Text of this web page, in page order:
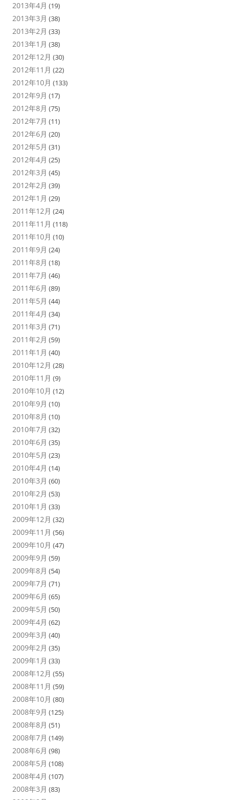
2013年4月 (19)
2013年3月 (38)
2013年2月 (33)
2013年1月 (38)
2012年12月 (30)
2012年11月 (22)
2012年10月 (133)
2012年9月 (17)
2012年8月 (75)
2012年7月 (11)
2012年6月 (20)
2012年5月 (31)
2012年4月 (25)
2012年3月 (45)
2012年2月 (39)
2012年1月 (29)
2011年12月 (24)
2011年11月 (118)
2011年10月 (10)
2011年9月 (24)
2011年8月 (18)
2011年7月 (46)
2011年6月 (89)
2011年5月 (44)
2011年4月 (34)
2011年3月 (71)
2011年2月 (59)
2011年1月 (40)
2010年12月 (28)
2010年11月 (9)
2010年10月 (12)
2010年9月 (10)
2010年8月 (10)
2010年7月 (32)
2010年6月 (35)
2010年5月 (23)
2010年4月 (14)
2010年3月 (60)
2010年2月 (53)
2010年1月 (33)
2009年12月 (32)
2009年11月 (56)
2009年10月 (47)
2009年9月 (59)
2009年8月 (54)
2009年7月 (71)
2009年6月 (65)
2009年5月 (50)
2009年4月 (62)
2009年3月 (40)
2009年2月 (35)
2009年1月 (33)
2008年12月 (55)
2008年11月 (59)
2008年10月 (80)
2008年9月 (125)
2008年8月 (51)
2008年7月 (149)
2008年6月 (98)
2008年5月 (108)
2008年4月 (107)
2008年3月 (83)